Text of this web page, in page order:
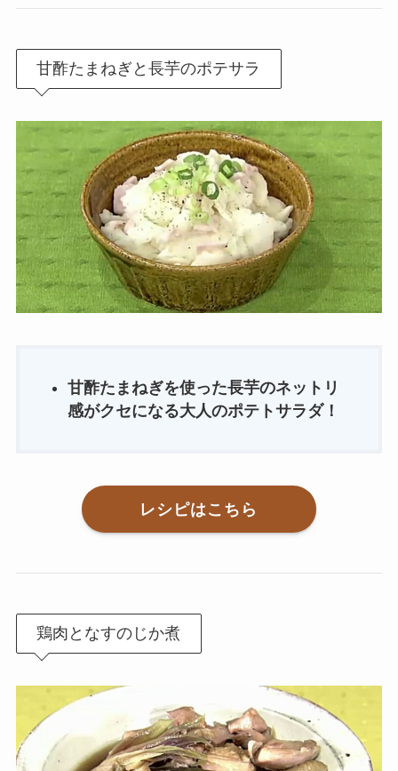
甘酢たまねぎと長芋のポテサラ
甘酢たまねぎを使った長芋のネットリ
感がクセになる大人のポテトサラダ！
レシピはこちら
鶏肉となすのじか煮